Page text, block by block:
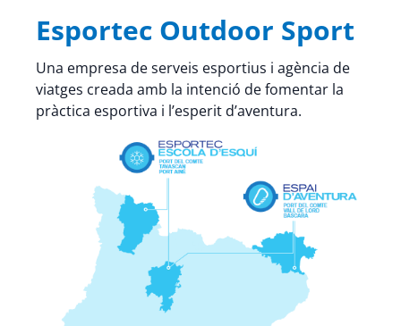
Esportec Outdoor Sport
Una empresa de serveis esportius i agència de
viatges creada amb la intenció de fomentar la
pràctica esportiva i l’esperit d’aventura.